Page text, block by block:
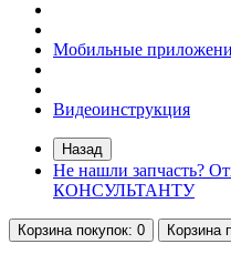
Мобильные
Видеоинструкция
Назад
Не нашли запчасть?
КОНСУЛЬТАНТУ
Корзинапокупок: 0 Корзина